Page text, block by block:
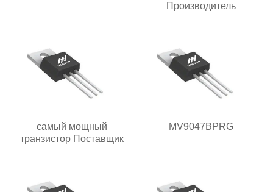
Производитель
самый мощный
транзистор Поставщик
MV9047BPRG